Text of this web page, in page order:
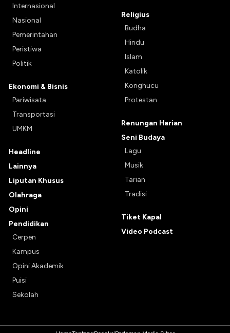
Internasional
Nasional
Pemerintahan
Peristiwa
Politik
Ekonomi & Bisnis
Pariwisata
Transportasi
UMKM
Headline
Lainnya
Liputan Khusus
Olahraga
Opini
Pendidikan
Cerpen
Kampus
Opini Akademik
Puisi
Sekolah
Religius
Budha
Hindu
Islam
Katolik
Konghucu
Protestan
Renungan Harian
Seni Budaya
Lagu
Musik
Tarian
Tradisi
Tiket Kapal
Video Podcast